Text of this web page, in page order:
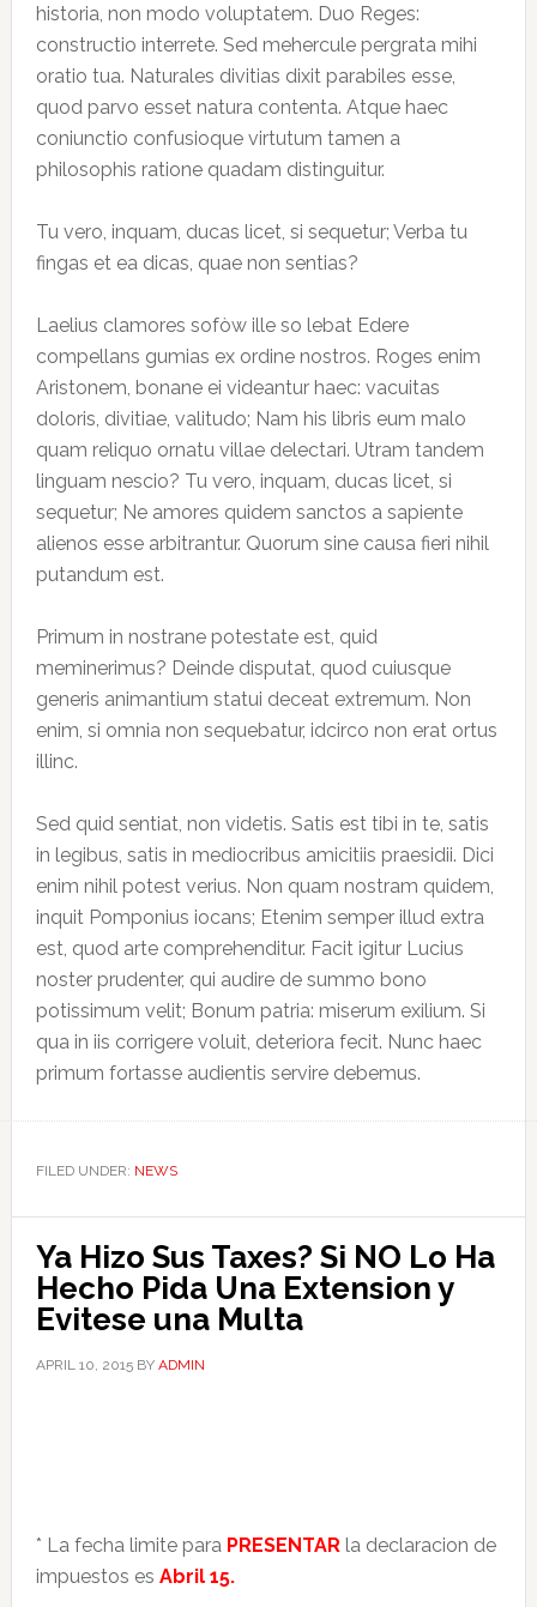
historia, non modo voluptatem. Duo Reges:
constructio interrete. Sed mehercule pergrata mihi
oratio tua. Naturales divitias dixit parabiles esse,
quod parvo esset natura contenta. Atque haec
coniunctio confusioque virtutum tamen a
philosophis ratione quadam distinguitur.
Tu vero, inquam, ducas licet, si sequetur; Verba tu
fingas et ea dicas, quae non sentias?
Laelius clamores sofòw ille so lebat Edere
compellans gumias ex ordine nostros. Roges enim
Aristonem, bonane ei videantur haec: vacuitas
doloris, divitiae, valitudo; Nam his libris eum malo
quam reliquo ornatu villae delectari. Utram tandem
linguam nescio? Tu vero, inquam, ducas licet, si
sequetur; Ne amores quidem sanctos a sapiente
alienos esse arbitrantur. Quorum sine causa fieri nihil
putandum est.
Primum in nostrane potestate est, quid
meminerimus? Deinde disputat, quod cuiusque
generis animantium statui deceat extremum. Non
enim, si omnia non sequebatur, idcirco non erat ortus
illinc.
Sed quid sentiat, non videtis. Satis est tibi in te, satis
in legibus, satis in mediocribus amicitiis praesidii. Dici
enim nihil potest verius. Non quam nostram quidem,
inquit Pomponius iocans; Etenim semper illud extra
est, quod arte comprehenditur. Facit igitur Lucius
noster prudenter, qui audire de summo bono
potissimum velit; Bonum patria: miserum exilium. Si
qua in iis corrigere voluit, deteriora fecit. Nunc haec
primum fortasse audientis servire debemus.
FILED UNDER: NEWS
Ya Hizo Sus Taxes? Si NO Lo Ha
Hecho Pida Una Extension y
Evitese una Multa
APRIL 10, 2015BY ADMIN
* La fecha limite para PRESENTAR la declaracion de
impuestos es Abril 15.